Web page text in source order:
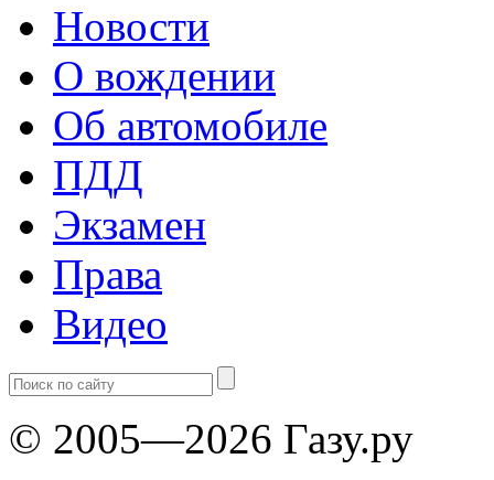
Новости
О вождении
Об автомобиле
ПДД
Экзамен
Права
Видео
© 2005—2026 Газу.ру